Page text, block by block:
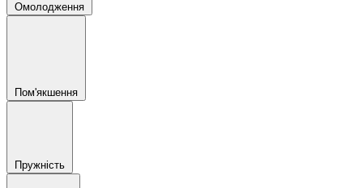
Омолодження
Пом'якшення
Пружність